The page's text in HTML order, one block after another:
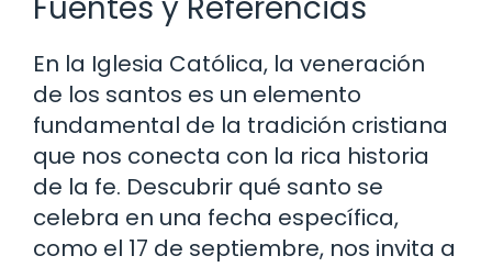
En la Iglesia Católica, la veneración
de los santos es un elemento
fundamental de la tradición cristiana
que nos conecta con la rica historia
de la fe. Descubrir qué santo se
celebra en una fecha específica,
como el 17 de septiembre, nos invita a